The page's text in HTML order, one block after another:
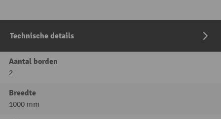
Technische details
Aantal borden
2
Breedte
1000 mm